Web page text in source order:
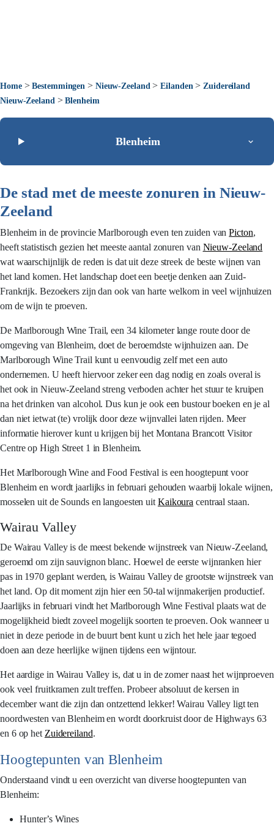
Home>Bestemmingen > Nieuw-Zeeland >Eilanden > Zuidereiland
Nieuw-Zeeland >Blenheim
Blenheim
De stad met de meeste zonuren in Nieuw-
Zeeland
Blenheim in de provincie Marlborough even ten zuiden vanPicton,
heeft statistisch gezien het meeste aantal zonuren van Nieuw-Zeeland
wat waarschijnlijk de reden is dat uit deze streek de beste wijnen van
het land komen. Het landschap doet een beetje denken aan Zuid-
Frankrijk. Bezoekers zijn dan ook van harte welkom in veel wijnhuizen
om de wijn te proeven.
De Marlborough Wine Trail, een 34 kilometer lange route door de
omgeving van Blenheim, doet de beroemdste wijnhuizen aan. De
Marlborough Wine Trail kunt u eenvoudig zelf met een auto
ondernemen. U heeft hiervoor zeker een dag nodig en zoals overal is
het ook in Nieuw-Zeeland streng verboden achter het stuur te kruipen
na het drinken van alcohol. Dus kun je ook een bustour boeken en je al
dan niet ietwat (te) vrolijk door deze wijnvallei laten rijden. Meer
informatie hierover kunt u krijgen bij het Montana Brancott Visitor
Centre op High Street 1 in Blenheim.
Het Marlborough Wine and Food Festival is een hoogtepunt voor
Blenheim en wordt jaarlijks in februari gehouden waarbij lokale wijnen,
mosselen uit de Sounds en langoesten uit Kaikoura centraal staan.
Wairau Valley
De Wairau Valley is de meest bekende wijnstreek van Nieuw-Zeeland,
geroemd om zijn sauvignon blanc. Hoewel de eerste wijnranken hier
pas in 1970 geplant werden, is Wairau Valley de grootste wijnstreek van
het land. Op dit moment zijn hier een 50-tal wijnmakerijen productief.
Jaarlijks in februari vindt het Marlborough Wine Festival plaats wat de
mogelijkheid biedt zoveel mogelijk soorten te proeven. Ook wanneer u
niet in deze periode in de buurt bent kunt u zich het hele jaar tegoed
doen aan deze heerlijke wijnen tijdens een wijntour.
Het aardige in Wairau Valley is, dat u in de zomer naast het wijnproeven
ook veel fruitkramen zult treffen. Probeer absoluut de kersen in
december want die zijn dan ontzettend lekker! Wairau Valley ligt ten
noordwesten van Blenheim en wordt doorkruist door de Highways 63
en 6 op het Zuidereiland.
Hoogtepunten van Blenheim
Onderstaand vindt u een overzicht van diverse hoogtepunten van
Blenheim:
Hunter’s Wines